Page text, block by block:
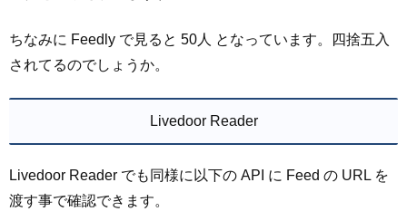
ちなみに Feedly で見ると 50人 となっています。四捨五入
されてるのでしょうか。
Livedoor Reader
Livedoor Reader でも同様に以下の API に Feed の URL を
渡す事で確認できます。